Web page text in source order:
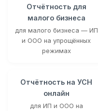
Отчётность для
малого бизнеса
для малого бизнеса — ИП
и ООО на упрощённых
режимах
Отчётность на УСН
онлайн
для ИП и ООО на